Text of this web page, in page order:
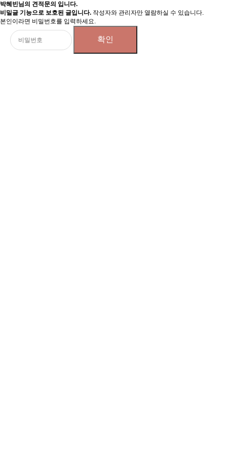
박혜빈님의 견적문의 입니다.
비밀글 기능으로 보호된 글입니다. 작성자와 관리자만 열람하실 수 있습니다.
본인이라면 비밀번호를 입력하세요.